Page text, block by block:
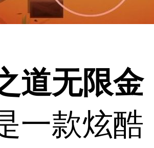
道无限金
一款炫酷